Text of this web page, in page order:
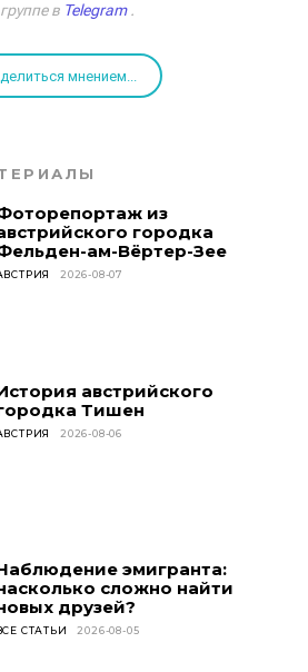
в Telegram.
мнением...
из
городка
ам-Вёртер-Зее
2026-08-07
австрийского
Тишен
2026-08-06
эмигранта:
сложно найти
друзей?
СТАТЬИ 2026-08-05